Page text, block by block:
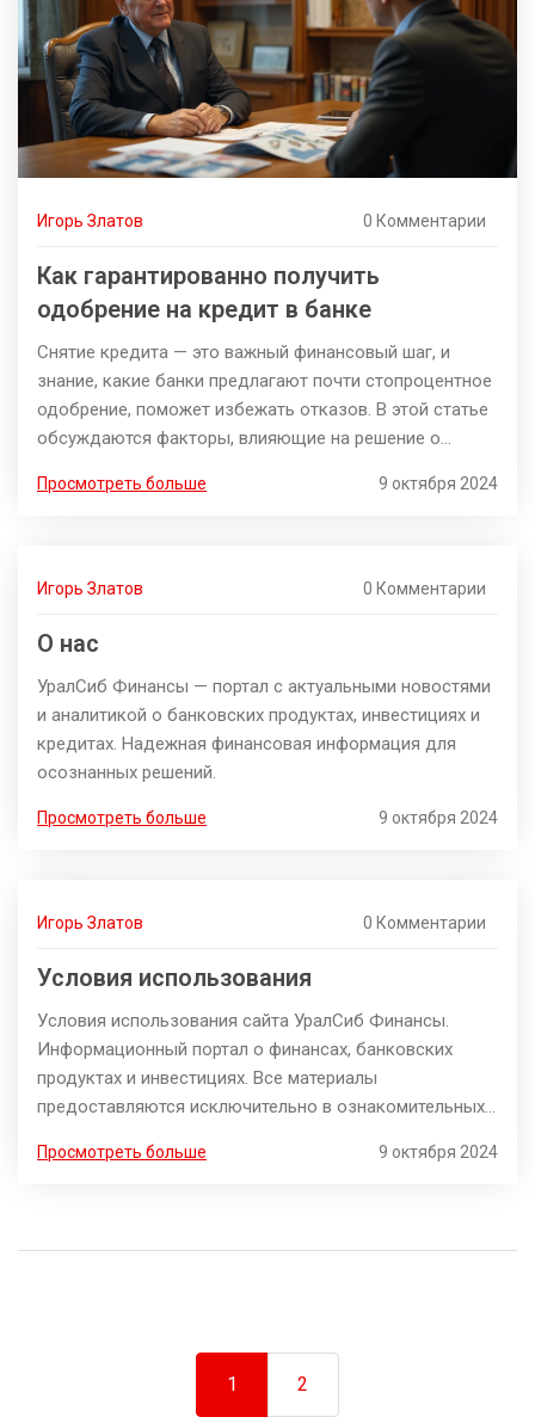
Игорь Златов 0 Комментарии
Как гарантированно получить
одобрение на кредит в банке
Снятие кредита — это важный финансовый шаг, и
знание, какие банки предлагают почти стопроцентное
одобрение, поможет избежать отказов. В этой статье
обсуждаются факторы, влияющие на решение о
какие финансовые учреждения наиболее склонны к
и подготовиться к подаче заявки. Читатель узнает
положительное решение.
Просмотреть больше 9 октября 2024
Игорь Златов 0 Комментарии
О нас
УралСиб Финансы — портал с актуальными новостями
и аналитикой о банковских продуктах, инвестициях и
кредитах. Надежная финансовая информация для
осознанных решений.
Просмотреть больше 9 октября 2024
Игорь Златов 0 Комментарии
Условия использования
Условия использования сайта УралСиб Финансы.
Информационный портал о финансах, банковских
продуктах и инвестициях. Все материалы
предоставляются исключительно в ознакомительных
Просмотреть больше 9 октября 2024
1 2